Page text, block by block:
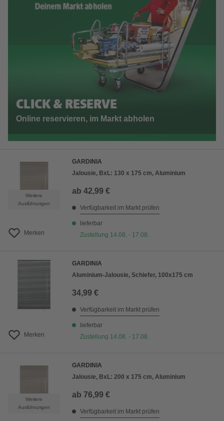
CLICK & RESERVE
Online reservieren, im Markt abholen
Weitere
Ausführungen
Merken
GARDINIA
Jalousie, BxL: 130 x 175 cm, Aluminium
ab 42,99 €
Verfügbarkeit im Markt prüfen
lieferbar
Zustellung 14.08. - 17.08.
Merken
GARDINIA
Aluminium-Jalousie, Schiefer, 100x175 cm
34,99 €
Verfügbarkeit im Markt prüfen
lieferbar
Zustellung 14.08. - 17.08.
Weitere
Ausführungen
GARDINIA
Jalousie, BxL: 200 x 175 cm, Aluminium
ab 76,99 €
Verfügbarkeit im Markt prüfen